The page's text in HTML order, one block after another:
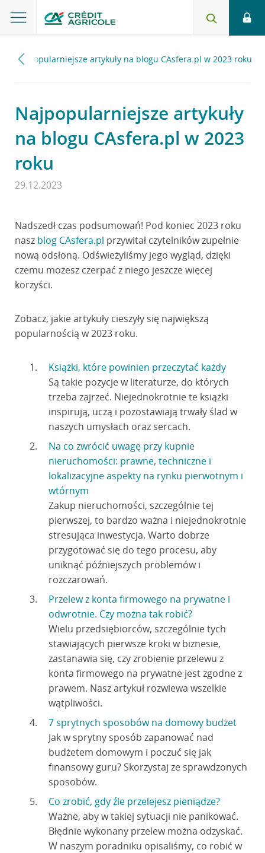
Najpopularniejsze artykuły na blogu CAsfera.pl w 2023 roku
Najpopularniejsze artykuły
na blogu CAsfera.pl w 2023
roku
29.12.2023
Nadszedł czas podsumowań! Pod koniec 2023 roku
nasz blog CAsfera.pl przywitał czytelników zupełnie
nową odsłoną. Odświeżyliśmy jego wygląd, dzięki
czemu możesz czerpać z niego jeszcze więcej
korzyści.
Zobacz, jakie artykuły cieszyły się największą
popularnością w 2023 roku.
Książki, które powinien przeczytać każdy
Są takie pozycje w literaturze, do których
trzeba zajrzeć. Niejednokrotnie te książki
inspirują, uczą i pozostawiają trwały ślad w
naszych umysłach oraz sercach.
Na co zwrócić uwagę przy kupnie
nieruchomości: prawne, techniczne i
lokalizacyjne aspekty na rynku pierwotnym i
wtórnym
Zakup nieruchomości, szczególnie tej
pierwszej, to bardzo ważna i niejednokrotnie
stresująca inwestycja. Warto dobrze
przygotować się do tego procesu, aby
uniknąć późniejszych problemów i
rozczarowań.
Przelew z konta firmowego na prywatne i
odwrotnie. Czy można tak robić?
Wielu przedsiębiorców, szczególnie tych
stawiających pierwsze kroki w biznesie,
zastanawia się, czy zrobienie przelewu z
konta firmowego na prywatne jest zgodne z
prawem. Nasz artykuł rozwiewa wszelkie
wątpliwości.
7 sprytnych sposobów na domowy budżet
Jak w sprytny sposób zapanować nad
budżetem domowym i poczuć się jak
finansowy guru? Skorzystaj ze sprawdzonych
sposobów.
Co zrobić, gdy źle przelejesz pieniądze?
Ważne, aby w takiej sytuacji nie panikować.
Błędnie wykonany przelew można odzyskać.
W naszym poradniku opisaliśmy, co robić w